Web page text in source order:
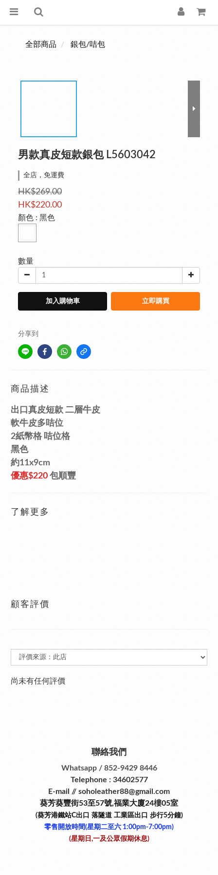
全部商品 銀包/咭包
男款真皮短款銀包 L5603042
全店，免運費
HK$269.00
HK$220.00
顏色 : 黑色
數量
加入購物車 立即購買
分享到
商品描述
出口 真皮短款 二層牛皮
軟牛皮多咭位
2紙幣格咭位格
黑色
約11x9cm
優惠$220 包順豐
了解更多
顧客評價
尚未有任何評價
聯絡我們
Whatsapp / 852-9429 8446
Telephone : 34602577
E-mail // soholeather88@gmail.com
葵芳葵豐街53至57號,福業大廈24樓05室
(葵芳港鐵站C出口 落隧道 工業區出口 步行5分鐘)
零售開放時間(星期二至六​ 1:00pm-7:00pm)
(星期日,一及公眾假期休息)